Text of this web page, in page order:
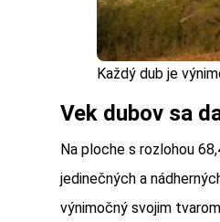
Každý dub je
Vek dubov sa
Na ploche s rozlohou
jedinečných a
výnimočný svojim